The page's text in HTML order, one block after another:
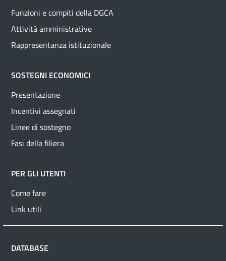
Funzioni e compiti della DGCA
Attività amministrative
Rappresentanza istituzionale
SOSTEGNI ECONOMICI
Presentazione
Incentivi assegnati
Linee di sostegno
Fasi della filiera
PER GLI UTENTI
Come fare
Link utili
DATABASE